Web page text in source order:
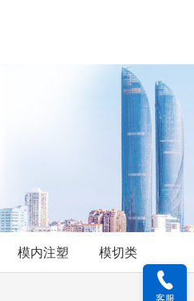
模内注塑 模切类
客服